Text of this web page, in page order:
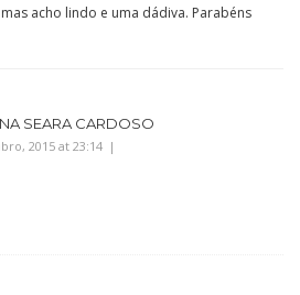
acho lindo e uma dádiva. Parabéns
SEARA CARDOSO
2015 at 23:14